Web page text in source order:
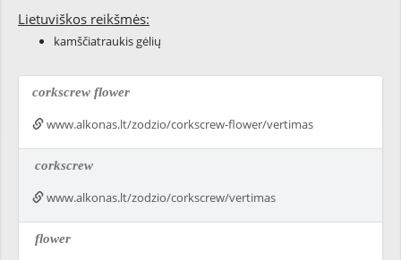
Lietuviškos reikšmės:
kamščiatraukis gėlių
corkscrew flower
www.alkonas.lt/zodzio/corkscrew-flower/vertimas
corkscrew
www.alkonas.lt/zodzio/corkscrew/vertimas
flower